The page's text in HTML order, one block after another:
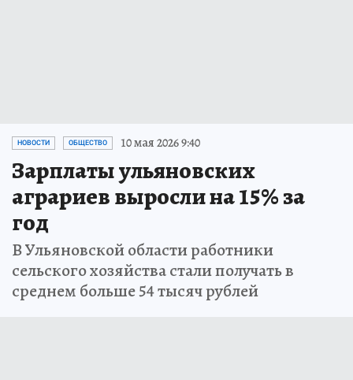
НОВОСТИ ОБЩЕСТВО 10 мая 2026 9:40
Зарплаты ульяновских
аграриев выросли на 15% за
год
В Ульяновской области работники
сельского хозяйства стали получать в
среднем больше 54 тысяч рублей